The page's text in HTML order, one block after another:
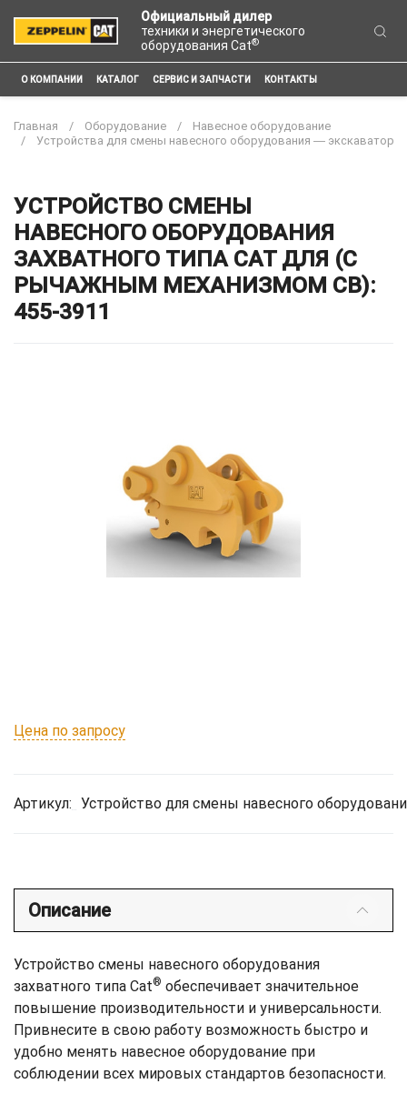
Официальный дилер
техники и энергетического
оборудования Cat®
О КОМПАНИИ КАТАЛОГ СЕРВИС И ЗАПЧАСТИ КОНТАКТЫ
Главная Оборудование
Навесное оборудование
Устройства для смены навесного оборудования ― экскаватор
УСТРОЙСТВО СМЕНЫ
НАВЕСНОГО ОБОРУДОВАНИЯ
ЗАХВАТНОГО ТИПА CAT ДЛЯ (С
РЫЧАЖНЫМ МЕХАНИЗМОМ CB):
455-3911
Цена по запросу
Артикул: Устройство для смены навесного
Описание
Устройство смены навесного оборудования
захватного типа Cat® обеспечивает значительное
повышение производительности и универсальности.
Привнесите в свою работу возможность быстро и
удобно менять навесное оборудование при
соблюдении всех мировых стандартов безопасности.